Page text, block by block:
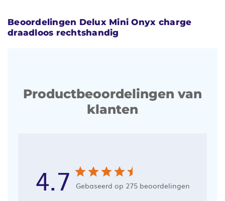
Beoordelingen Delux Mini Onyx charge
draadloos rechtshandig
Productbeoordelingen van
klanten
4.7 Gebaseerd op 275 beoordelingen